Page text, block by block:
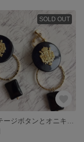
SOLD OUT